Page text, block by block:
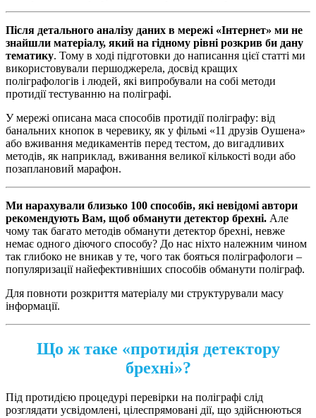
Після детального аналізу даних в мережі «Інтернет» ми не
знайшли матеріалу, який на гідному рівні розкрив би дану
тематику. Тому в ході підготовки до написання цієї статті ми
використовували першоджерела, досвід кращих
поліграфологів і людей, які випробували на собі методи
протидії тестуванню на поліграфі.
У мережі описана маса способів протидії поліграфу: від
банальних кнопок в черевику, як у фільмі «11 друзів Оушена»
або вживання медикаментів перед тестом, до вигадливих
методів, як наприклад, вживання великої кількості води або
позаплановий марафон.
Ми нарахували близько 100 способів, які невідомі автори
рекомендують Вам, щоб обманути детектор брехні. Але
чому так багато методів обманути детектор брехні, невже
немає одного діючого способу? До нас ніхто належним чином
так глибоко не вникав у те, чого так бояться поліграфологи –
популяризації найефективніших способів обманути поліграф.
Для повноти розкриття матеріалу ми структурували масу
інформації.
Що ж таке «протидія детектору
брехні»?
Під протидією процедурі перевірки на поліграфі слід
розглядати усвідомлені, цілеспрямовані дії, що здійснюються